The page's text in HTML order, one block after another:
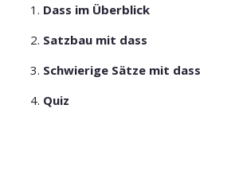
Dass im Überblick
Satzbau mit dass
Schwierige Sätze mit dass
Quiz